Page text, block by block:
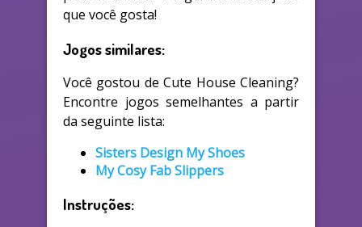
que você gosta!
Jogos similares:
Você gostou de Cute House Cleaning?
Encontre jogos semelhantes a partir
da seguinte lista:
Sisters Design My Shoes
My Cosy Fab Slippers
Instruções: